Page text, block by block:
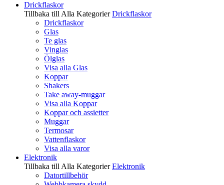
Drickflaskor
Tillbaka till Alla Kategorier Drickflaskor
Drickflaskor
Glas
Te glas
Vinglas
Ölglas
Visa alla Glas
Koppar
Shakers
Take away-muggar
Visa alla Koppar
Koppar och assietter
Muggar
Termosar
Vattenflaskor
Visa alla varor
Elektronik
Tillbaka till Alla Kategorier Elektronik
Datortillbehör